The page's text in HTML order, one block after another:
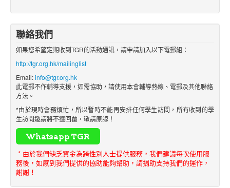
聯絡我們
如果您希望定期收到TGR的活動通訊，請申請加入以下電郵組：
http://tgr.org.hk/mailinglist
Email:info@tgr.org.hk
此電郵不作輔導支援，如需協助，請使用本會輔導熱線、電郵及其他聯絡
方法。
*由於現時會務煩忙，所以暫時不能再安排任何學生訪問，所有收到的學
生訪問邀請將不獲回覆，敬請原諒！
* 由於我們缺乏資金為跨性別人士提供服務，我們建議每次使用服
務後，如感到我們提供的協助能夠幫助，請捐助支持我們的運作，
謝謝！